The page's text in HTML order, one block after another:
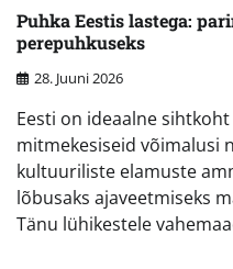
Puhka Eestis lastega:
perepuhkuseks
28. Juuni 2026
Eesti on ideaalne
mitmekesiseid võimalusi
kultuuriliste elamuste
lõbusaks ajaveetmiseks
Tänu lühikestele